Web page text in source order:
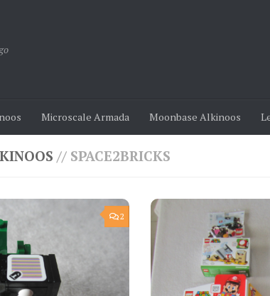
Microscale Armada Moonbase Alkinoos
// SPACE2BRICKS
2